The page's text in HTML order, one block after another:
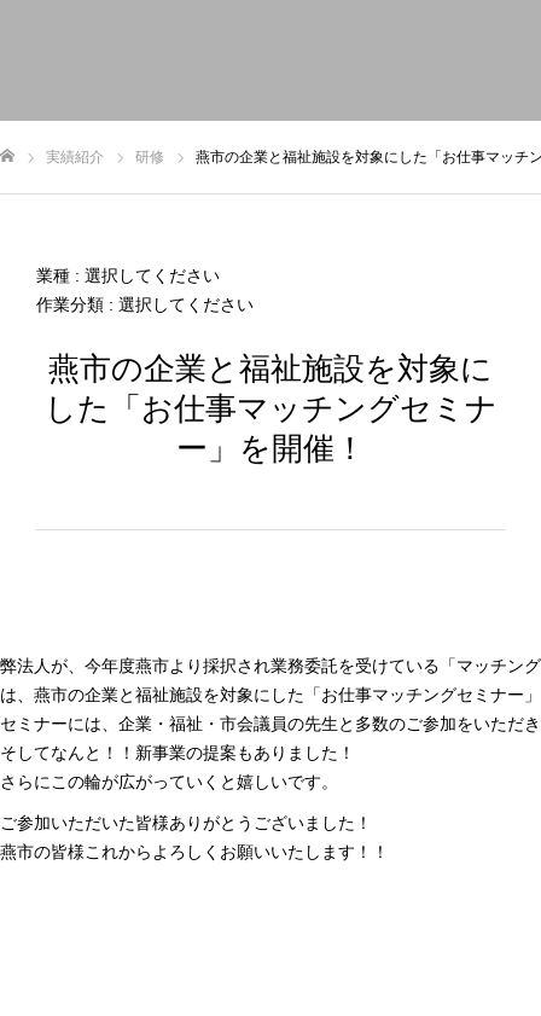
実績紹介 研修 燕市の企業と福祉施設を対象にした「お仕事マッチ
業種 : 選択してください
作業分類 : 選択してください
燕市の企業と福祉施設を対象に
した「お仕事マッチングセミナ
ー」を開催！
弊法人が、今年度燕市より採択され業務委託を受けている「マッチン
は、燕市の企業と福祉施設を対象にした「お仕事マッチングセミナー
セミナーには、企業・福祉・市会議員の先生と多数のご参加をいただ
そしてなんと！！新事業の提案もありました！
さらにこの輪が広がっていくと嬉しいです。
ご参加いただいた皆様ありがとうございました！
燕市の皆様これからよろしくお願いいたします！！